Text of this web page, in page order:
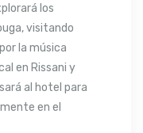
los
visitando
la música
en Rissani y
al hotel para
en el